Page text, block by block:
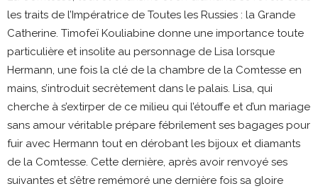
les traits de l’Impératrice de Toutes les Russies : la Grande
Catherine. Timofeï Kouliabine donne une importance toute
particulière et insolite au personnage de Lisa lorsque
Hermann, une fois la clé de la chambre de la Comtesse en
mains, s’introduit secrètement dans le palais. Lisa, qui
cherche à s’extirper de ce milieu qui l’étouffe et d’un mariage
sans amour véritable prépare fébrilement ses bagages pour
fuir avec Hermann tout en dérobant les bijoux et diamants
de la Comtesse. Cette dernière, après avoir renvoyé ses
suivantes et s’être remémoré une dernière fois sa gloire